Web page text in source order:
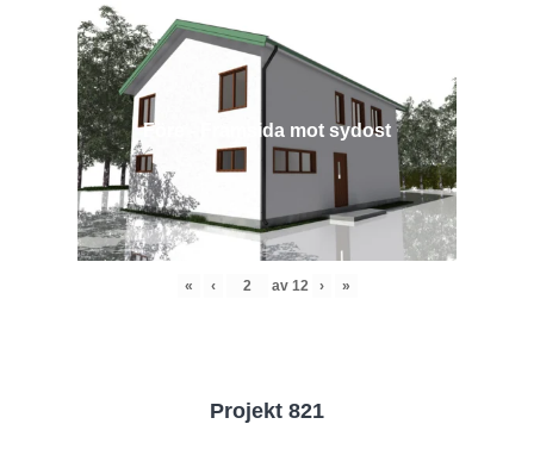
Före - Framsida mot sydost
« ‹ av 12 › »
Projekt 821